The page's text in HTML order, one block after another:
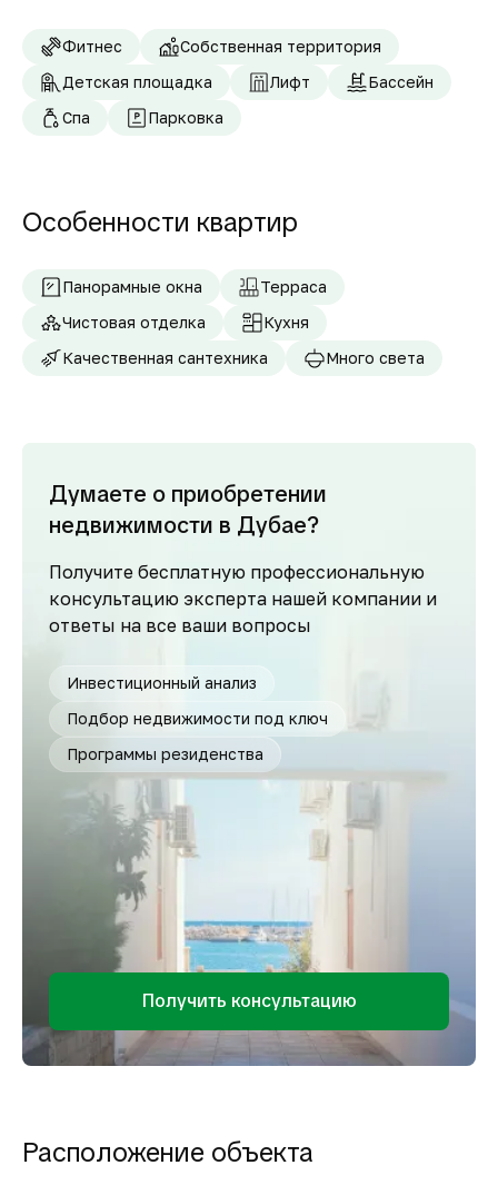
Фитнес
Собственная территория
Детская площадка
Лифт
Бассейн
Спа
Парковка
Особенности квартир
Панорамные окна
Терраса
Чистовая отделка
Кухня
Качественная сантехника
Много света
Думаете о приобретении
недвижимости в Дубае?
Получите бесплатную профессиональную
консультацию эксперта нашей компании и
ответы на все ваши вопросы
Инвестиционный анализ
Подбор недвижимости под ключ
Программы резиденства
Получить консультацию
Расположение объекта